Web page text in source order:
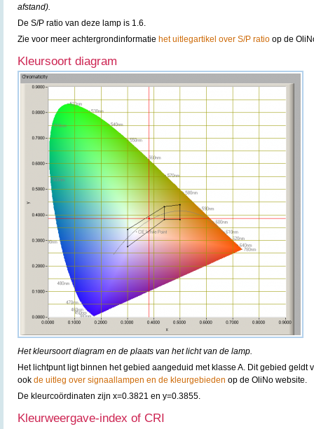
afstand).
De S/P ratio van deze lamp is 1.6.
Zie voor meer achtergrondinformatie het uitlegartikel over S/P ratio op de
Kleursoort diagram
Het kleursoort diagram en de plaats van het licht van de lamp.
Het lichtpunt ligt binnen het gebied aangeduid met klasse A. Dit gebied geldt
ook de uitleg over signaallampen en de kleurgebieden op de OliNo website.
De kleurcoördinaten zijn x=0.3821 en y=0.3855.
Kleurweergave-index of CRI